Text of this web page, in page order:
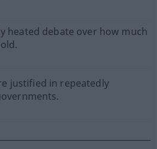
heated debate over how much
justified in repeatedly